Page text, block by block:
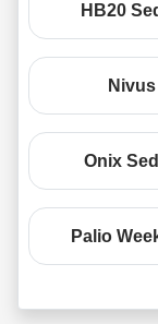
HB20
Nivus
Onix
Palio